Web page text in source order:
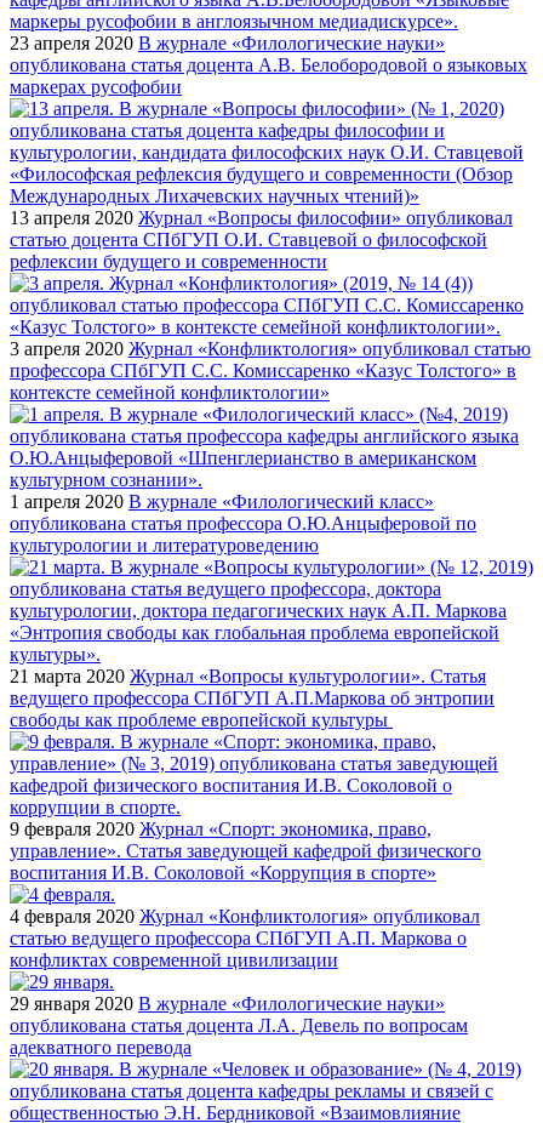
23 апреля 2020 В журнале «Филологические науки»
опубликована статья доцента А.В. Белобородовой о языковых
маркерах русофобии
13 апреля 2020 Журнал «Вопросы философии» опубликовал
статью доцента СПбГУП О.И. Ставцевой о философской
рефлексии будущего и современности
3 апреля 2020 Журнал «Конфликтология» опубликовал статью
профессора СПбГУП С.С. Комиссаренко «Казус Толстого» в
контексте семейной конфликтологии»
1 апреля 2020 В журнале «Филологический класс»
опубликована статья профессора О.Ю.Анцыферовой по
культурологии и литературоведению
21 марта 2020 Журнал «Вопросы культурологии». Статья
ведущего профессора СПбГУП А.П.Маркова об энтропии
свободы как проблеме европейской культуры
9 февраля 2020 Журнал «Спорт: экономика, право,
управление». Статья заведующей кафедрой физического
воспитания И.В. Соколовой «Коррупция в спорте»
4 февраля 2020 Журнал «Конфликтология» опубликовал
статью ведущего профессора СПбГУП А.П. Маркова о
конфликтах современной цивилизации
29 января 2020 В журнале «Филологические науки»
опубликована статья доцента Л.А. Девель по вопросам
адекватного перевода